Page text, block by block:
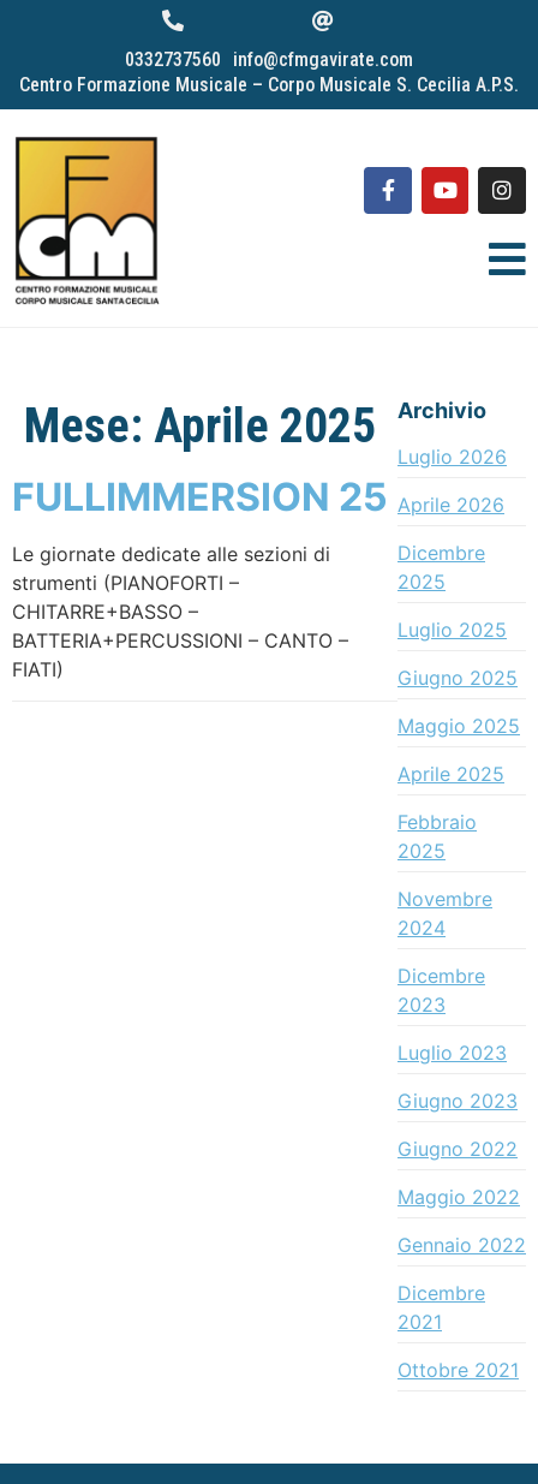
0332737560
info@cfmgavirate.com
Centro Formazione Musicale – Corpo Musicale S. Cecilia A.P.S.
Mese: Aprile 2025
FULLIMMERSION 25
Le giornate dedicate alle sezioni di
strumenti (PIANOFORTI –
CHITARRE+BASSO –
BATTERIA+PERCUSSIONI – CANTO –
FIATI)
Archivio
Luglio 2026
Aprile 2026
Dicembre
2025
Luglio 2025
Giugno 2025
Maggio 2025
Aprile 2025
Febbraio
2025
Novembre
2024
Dicembre
2023
Luglio 2023
Giugno 2023
Giugno 2022
Maggio 2022
Gennaio 2022
Dicembre
2021
Ottobre 2021